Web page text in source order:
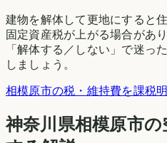
建物を解体して更地にすると
固定資産税が上がる場合があ
「解体する／しない」で迷っ
しましょう。
相模原市の税・維持費を課税
神奈川県相模原市の